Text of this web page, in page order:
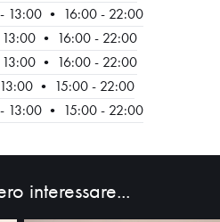
SHOP
13:00 • 16:00 - 22:00
13:00 • 16:00 - 22:00
13:00 • 16:00 - 22:00
• 15:00 - 22:00
- 13:00 • 15:00 - 22:00
interessare...